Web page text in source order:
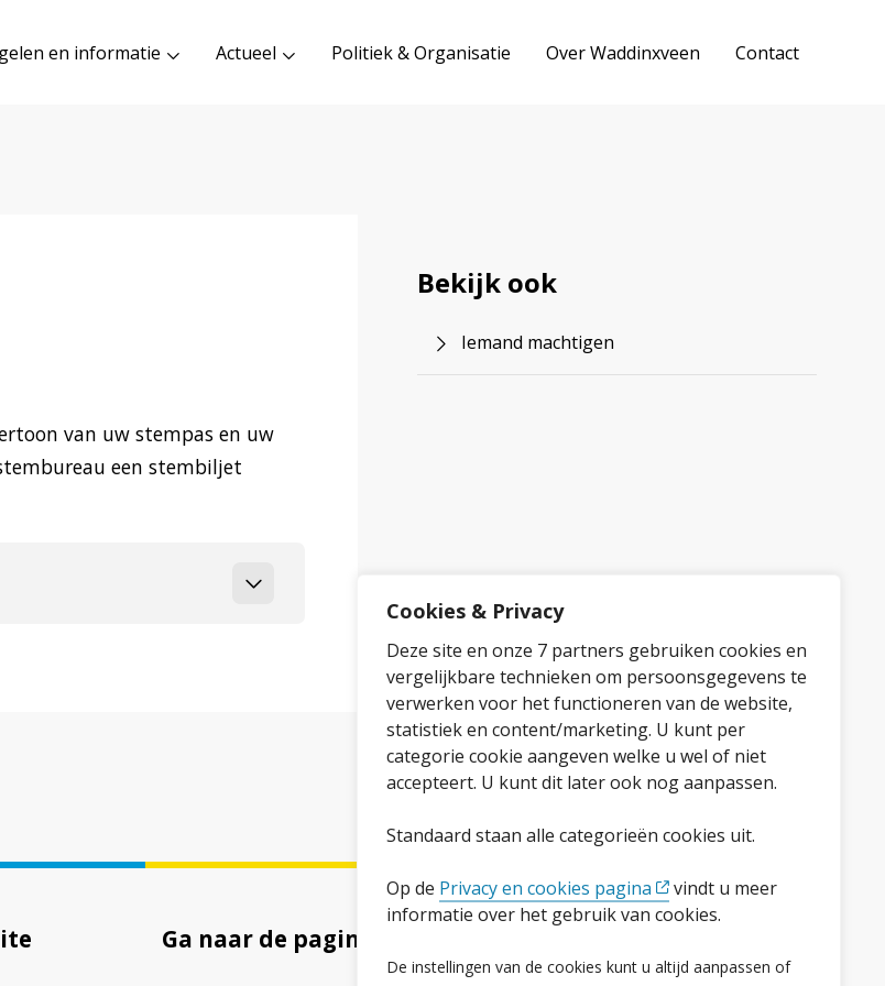
Cookies & Privacy
Deze site en onze 7 partners gebruiken cookies en
vergelijkbare technieken om persoonsgegevens te
verwerken voor het functioneren van de website,
statistiek en content/marketing. U kunt per
categorie cookie aangeven welke u wel of niet
accepteert. U kunt dit later ook nog aanpassen.
Standaard staan alle categorieën cookies uit.
Op de Privacy en cookies pagina
vindt u meer
informatie over het gebruik van cookies.
De instellingen van de cookies kunt u altijd aanpassen of
en informatie Actueel Politiek & Organisatie Over Waddinxveen Contact
van uw stempas en uw
een stembiljet
Bekijk ook
Iemand machtigen
Ga naar de pagina